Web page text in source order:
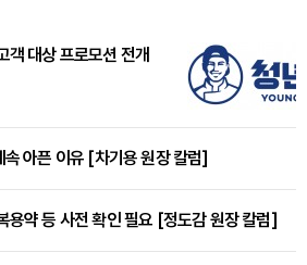
객 대상 프로모션 전개
아픈 이유 [차기용 원장 칼럼]
용약 등 사전 확인 필요 [정도감 원장 칼럼]